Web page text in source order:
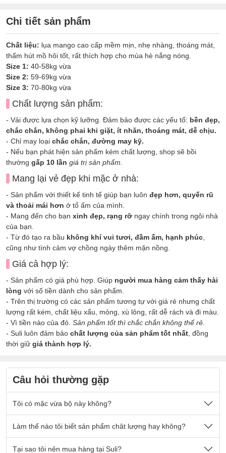
Chi tiết sản phẩm
Chất liệu: lụa mango cao cấp mềm mịn, nhẹ nhàng, thoáng mát,
thấm hút mồ hôi tốt, rất thích hợp cho mùa hè nắng nóng.
Size 1: 40-58kg vừa
Size 2: 59-69kg vừa
Size 3: 70-80kg vừa
Chất lượng sản phẩm:
- Vải được lựa chọn kỹ lưỡng. Đảm bảo được các yếu tố: bền đẹp,
chắc chắn, không phai khi giặt, ít nhăn, thoáng mát, dễ chịu.
- Chỉ may loại chắc chắn, đường may kỹ.
- Nếu bạn phát hiện sản phẩm kém chất lượng, shop sẽ bồi
thường gấp 10 lần giá trị sản phẩm.
Mang lại vẻ đẹp khi mặc ở nhà:
- Sản phẩm với thiết kế tinh tế giúp bạn luôn đẹp hơn, quyến rũ
và thoải mái hơn ở tổ ấm của mình.
- Mang đến cho bạn xinh đẹp, rạng rỡ ngay chính trong ngôi nhà
của bạn.
- Từ đó tạo ra bầu không khí vui tươi, đầm ấm, hạnh phúc
cũng như tình cảm vợ chồng ngày thêm mặn nồng.
Giá cả hợp lý:
- Sản phẩm có giá phù hợp. Giúp người mua hàng cảm thấy hài
lòng với số tiền dành cho sản phẩm.
- Trên thị trường có các sản phẩm tương tự với giá rẻ nhưng chất
lượng rất kém, chất liệu xấu, mỏng, xù lông, rất dễ rách và đi màu.
- Vì tiền nào của đó. Sản phẩm tốt thì chắc chắn không thể rẻ.
- Suli luôn đảm bảo chất lượng của sản phẩm tốt nhất , đồng
thời giữ giá thành hợp lý.
Câu hỏi thường gặp
Tôi có mặc vừa bộ này không?
Nếu quý khách có cân nặng nằm trong số kg ở mô tả sản
phẩm thì sẽ mặc vừa đẹp ạ.
Sản phẩm được thiết kế thoải mái phù hợp cho tất cả mọi
Làm thế nào tôi biết sản phẩm chât lượng hay không?
- Chất vải tại Suli luôn làchất vải loại 1 cao cấp
Tại sao tôi nên mua hàng tại Suli?